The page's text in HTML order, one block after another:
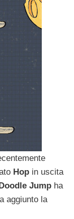
Hop in uscita
Doodle Jump ha
aggiunto la